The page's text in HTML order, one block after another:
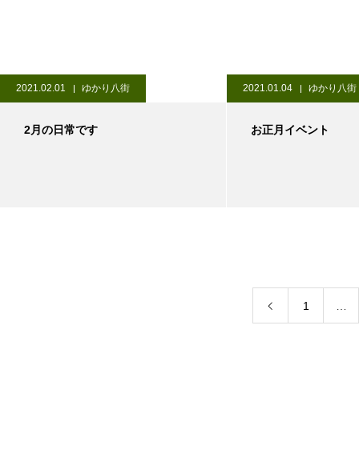
2021.02.01 ゆかり八街
2月の日常です
2021.01.04 ゆかり八街
お正月イベント
1